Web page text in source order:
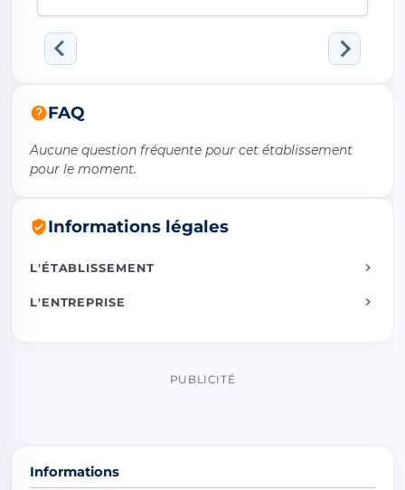
FAQ
Aucune question fréquente pour cet établissement
pour le moment.
Informations légales
L'ÉTABLISSEMENT
L'ENTREPRISE
PUBLICITÉ
Informations